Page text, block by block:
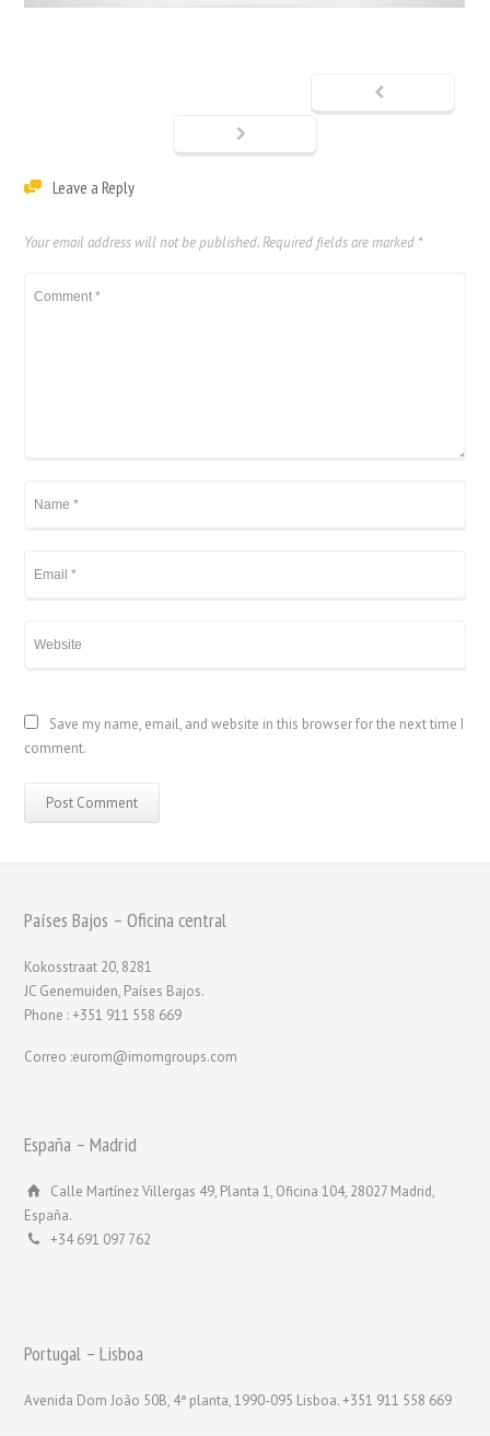
Leave a Reply
Your email address will not be published. Required fields are marked *
Save my name, email, and website in this browser for the next time I
comment.
Países Bajos – Oficina central
Kokosstraat 20, 8281
JC Genemuiden, Países Bajos.
Phone : +351 911 558 669
Correo :eurom@imomgroups.com
España – Madrid
Calle Martínez Villergas 49, Planta 1, Oficina 104, 28027 Madrid,
España.
+34 691 097 762
Portugal – Lisboa
Avenida Dom João 50B, 4ª planta, 1990-095 Lisboa. +351 911 558 669